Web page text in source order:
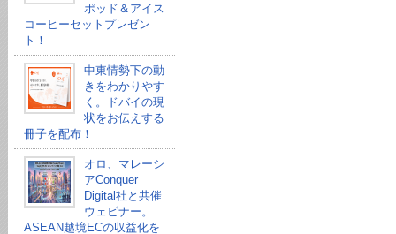
ポッド＆アイス
コーヒーセットプレゼン
ト！
中東情勢下の動
きをわかりやす
く。ドバイの現
状をお伝えする
冊子を配布！
オロ、マレーシ
アConquer
Digital社と共催
ウェビナー。
ASEAN越境ECの収益化を